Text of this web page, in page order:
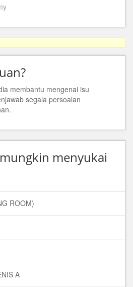
membantu mengenai isu
segala persoalan
menyukai
ROOM)
A